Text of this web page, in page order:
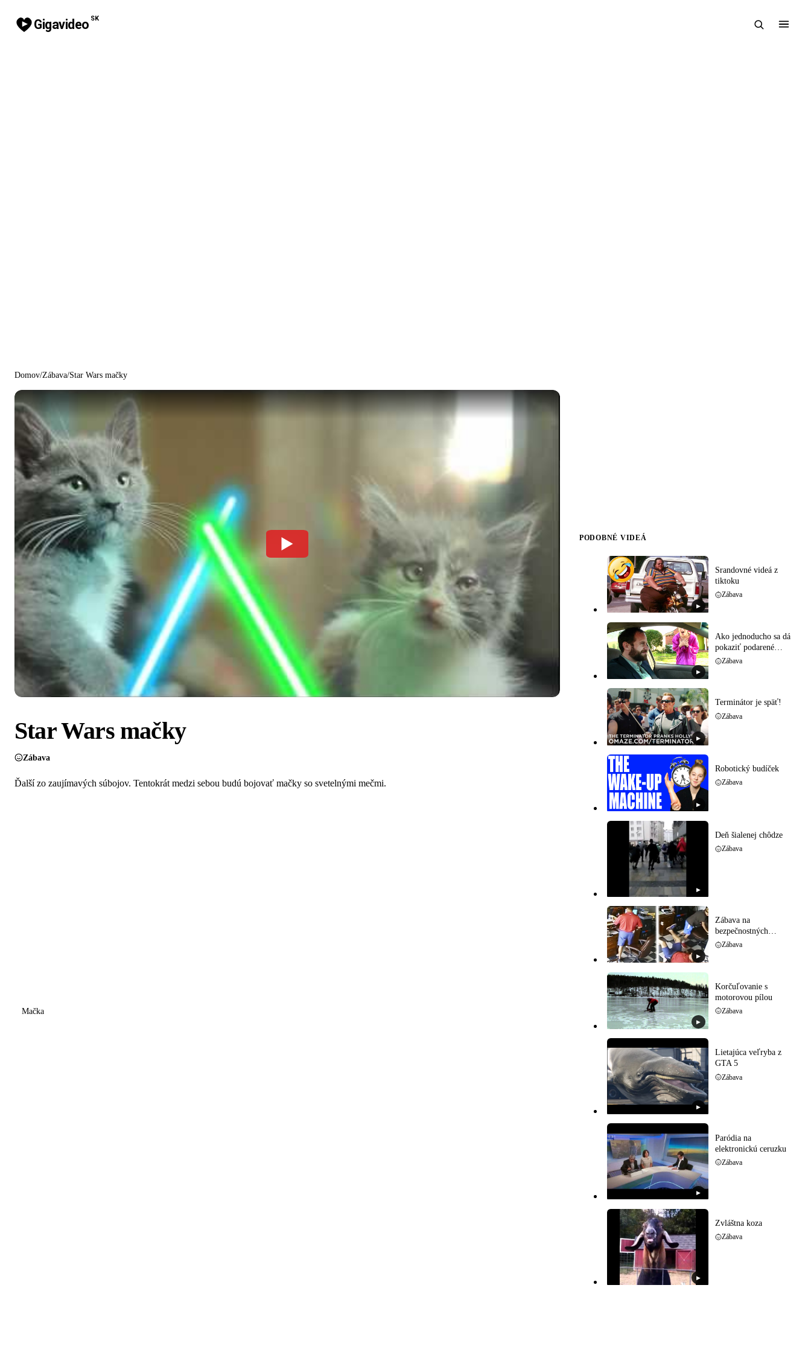
Gigavideo SK
Domov/Zábava/Star Wars mačky
Star Wars mačky
Zábava
Ďalší zo zaujímavých súbojov. Tentokrát medzi sebou budú bojovať mačky so svetelnými mečmi.
Mačka
PODOBNÉ VIDEÁ
▶
Srandovné videá z
tiktoku
Zábava
▶
Ako jednoducho sa dá
pokaziť podarené
rande
Zábava
▶
Terminátor je späť!
Zábava
▶
Robotický budíček
Zábava
▶
Deň šialenej chôdze
Zábava
▶
Zábava na
bezpečnostných
kamerách
Zábava
▶
Korčuľovanie s
motorovou pílou
Zábava
▶
Lietajúca veľryba z
GTA 5
Zábava
▶
Paródia na
elektronickú ceruzku
Zábava
▶
Zvláštna koza
Zábava